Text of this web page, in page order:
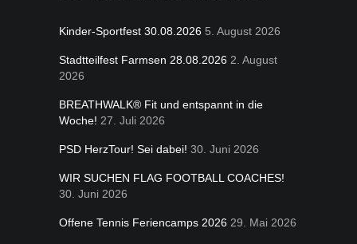
Kinder-Sportfest 30.08.2026 5. August 2026
Stadtteilfest Farmsen 28.08.2026 2. August
2026
BREATHWALK® Fit und entspannt in die
Woche! 27. Juli 2026
PSD HerzTour! Sei dabei! 30. Juni 2026
WIR SUCHEN FLAG FOOTBALL COACHES!
30. Juni 2026
Offene Tennis Feriencamps 2026 29. Mai 2026